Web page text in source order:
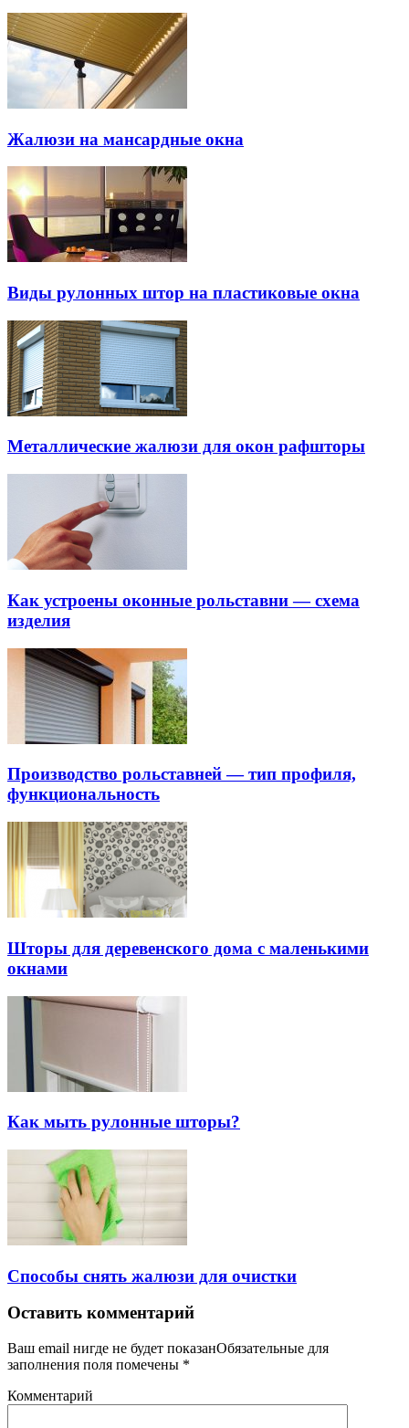
Жалюзи на мансардные окна
Виды рулонных штор на пластиковые окна
Металлические жалюзи для окон рафшторы
Как устроены оконные рольставни — cхема
изделия
Производство рольставней — тип профиля,
функциональность
Шторы для деревенского дома с маленькими
окнами
Как мыть рулонные шторы?
Способы снять жалюзи для очистки
Оставить комментарий
Ваш email нигде не будет показанОбязательные для
заполнения поля помечены *
Комментарий